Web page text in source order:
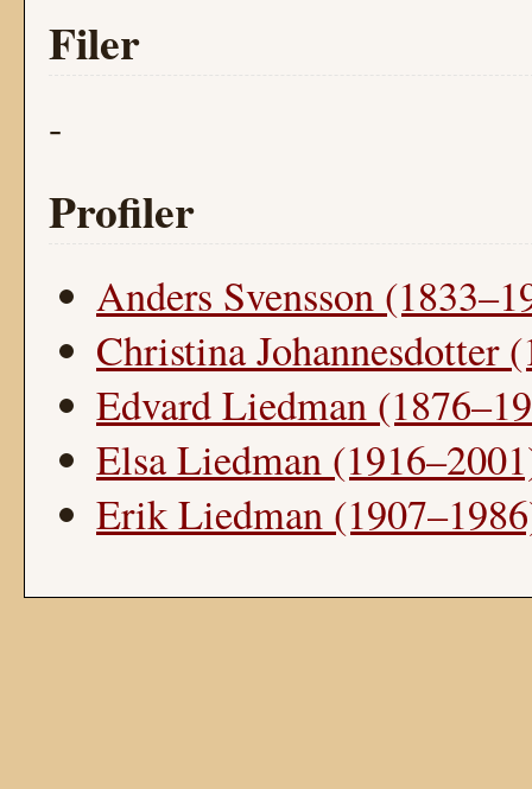
Filer
-
Profiler
Anders Svensson
Christina Johannesdotter
Edvard Liedman
Elsa Liedman
Erik Liedman